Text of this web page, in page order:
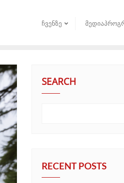
ᲩᲕᲔᲜᲖᲔ
SEARCH
RECENT POSTS